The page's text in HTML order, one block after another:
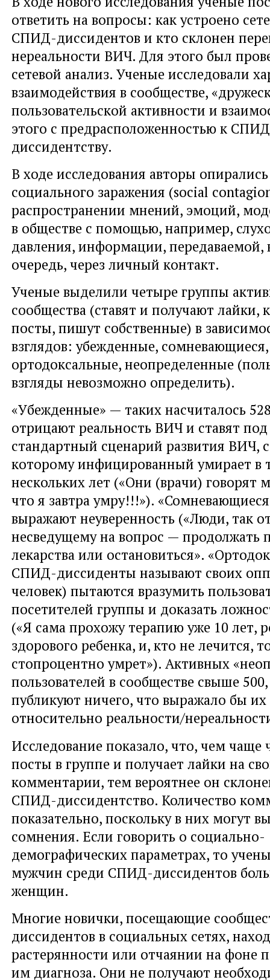
ответить на вопросы: как устроено
СПИД-диссидентов и кто склонен
нереальности ВИЧ. Для этого был
сетевой анализ. Ученые исследовали
взаимодействия в сообществе,
пользовательской активности и
этого с предрасположенностью к
диссидентству.
В ходе исследования авторы
социального заражения (social
распространении мнений, эмоций,
в обществе с помощью, например,
давления, информации, передаваемой,
очередь, через личный контакт.
Ученые выделили четыре группы
сообщества (ставят и получают
посты, пишут собственные) в
взглядов: убежденные, сомневающиеся,
ортодоксальные, неопределенные
взгляды невозможно определить).
«Убежденные» — таких насчиталось
отрицают реальность ВИЧ и ставят
стандартный сценарий развития ВИЧ,
которому инфицированный умирает в
нескольких лет («Они (врачи) говорят
что я завтра умру!!!»).
выражают неуверенность («Люди, так
несведущему на вопрос — продолжать
лекарства или остановиться».
СПИД-диссиденты называют своих
человек) пытаются вразумить
посетителей группы и доказать
(«Я сама прохожу терапию уже 10 лет,
здорового ребенка, и, кто не лечится,
стопроцентно умрет»). Активных
пользователей в сообществе свыше
публикуют ничего, что выражало бы их
относительно реальности/
Исследование показало, что, чем чаще
посты в группе и получает лайки на
комментарии, тем вероятнее он
СПИД-диссидентство. Количество
показательно, поскольку в них могут
сомнения. Если говорить о социально-
демографических параметрах, то
мужчин среди СПИД-диссидентов
женщин.
Многие новички, посещающие
диссидентов в социальных сетях,
растерянности или отчаянии на фоне
им диагноза. Они не получают